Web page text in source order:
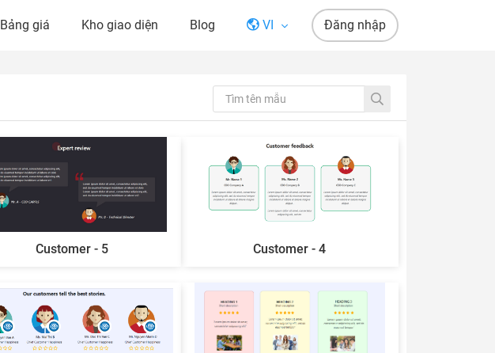
Bảng giá Kho giao diện Blog VI Đăng nhập
Customer - 5 Customer - 4